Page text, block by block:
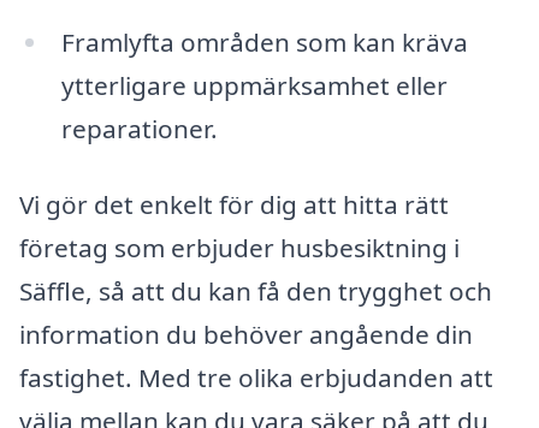
Framlyfta områden som kan kräva
ytterligare uppmärksamhet eller
reparationer.
Vi gör det enkelt för dig att hitta rätt
företag som erbjuder husbesiktning i
Säffle, så att du kan få den trygghet och
information du behöver angående din
fastighet. Med tre olika erbjudanden att
välja mellan kan du vara säker på att du